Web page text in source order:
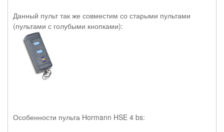
Данный пульт так же совместим со старыми пультами
(пультами с голубыми кнопками):
Особенности пульта Hormann HSE 4 bs: